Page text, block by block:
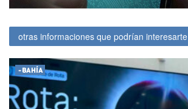
otras informaciones que podrían interesarte
-BAHÍA